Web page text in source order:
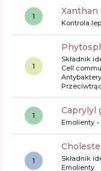
1 xanthan
Kontrola
1
Składnik
Cell
1 caprylyl
Emolienty
1
Składnik
Emolienty